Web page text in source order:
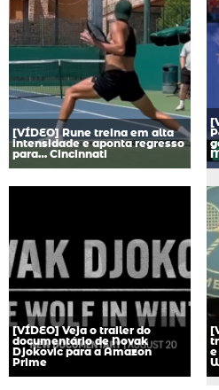
[VÍDEO] Rune treina em alta
intensidade e aponta regresso
para… Cincinnati
[VÍDEO] Veja o trailer do
documentário de Novak
Djokovic para a Amazon
Prime
e